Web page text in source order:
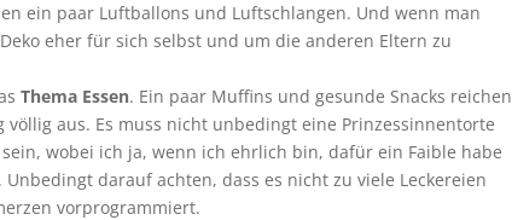
ein paar Luftballons und Luftschlangen. Und wenn man
eher für sich selbst und um die anderen Eltern zu
Thema Essen. Ein paar Muffins und gesunde Snacks reichen
aus. Es muss nicht unbedingt eine Prinzessinnentorte
wobei ich ja, wenn ich ehrlich bin, dafür ein Faible habe
darauf achten, dass es nicht zu viele Leckereien
vorprogrammiert.